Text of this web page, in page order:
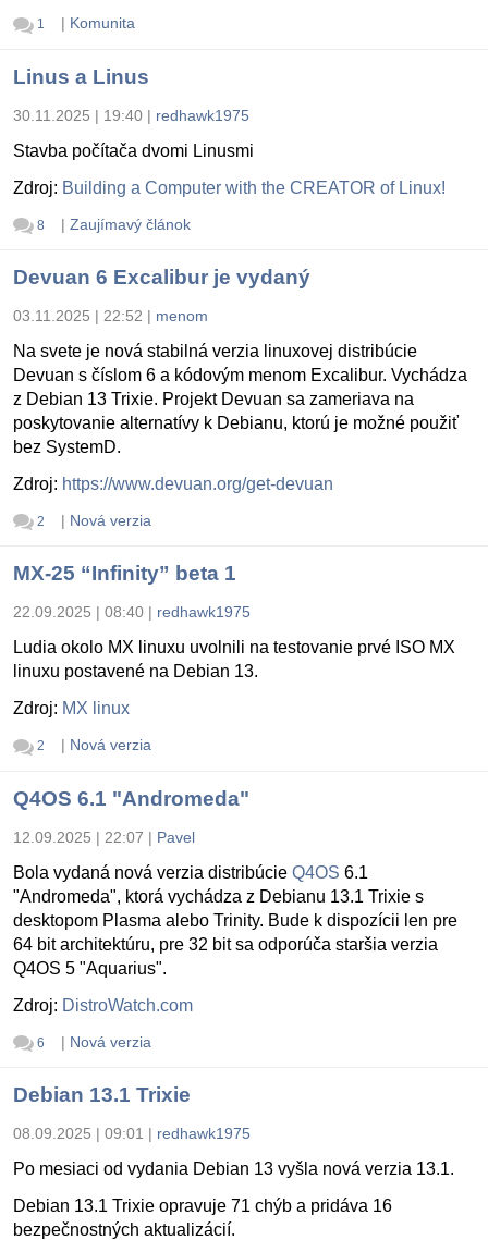
1 | Komunita
Linus a Linus
30.11.2025 | 19:40 | redhawk1975
Stavba počítača dvomi Linusmi
Zdroj: Building a Computer with the CREATOR of Linux!
8 | Zaujímavý článok
Devuan 6 Excalibur je vydaný
03.11.2025 | 22:52 | menom
Na svete je nová stabilná verzia linuxovej distribúcie
Devuan s číslom 6 a kódovým menom Excalibur. Vychádza
z Debian 13 Trixie. Projekt Devuan sa zameriava na
poskytovanie alternatívy k Debianu, ktorú je možné použiť
bez SystemD.
Zdroj: https://www.devuan.org/get-devuan
2 | Nová verzia
MX-25 “Infinity” beta 1
22.09.2025 | 08:40 | redhawk1975
Ludia okolo MX linuxu uvolnili na testovanie prvé ISO MX
linuxu postavené na Debian 13.
Zdroj: MX linux
2 | Nová verzia
Q4OS 6.1 "Andromeda"
12.09.2025 | 22:07 | Pavel
Bola vydaná nová verzia distribúcie Q4OS 6.1
"Andromeda", ktorá vychádza z Debianu 13.1 Trixie s
desktopom Plasma alebo Trinity. Bude k dispozícii len pre
64 bit architektúru, pre 32 bit sa odporúča staršia verzia
Q4OS 5 "Aquarius".
Zdroj: DistroWatch.com
6 | Nová verzia
Debian 13.1 Trixie
08.09.2025 | 09:01 | redhawk1975
Po mesiaci od vydania Debian 13 vyšla nová verzia 13.1.
Debian 13.1 Trixie opravuje 71 chýb a pridáva 16
bezpečnostných aktualizácií.